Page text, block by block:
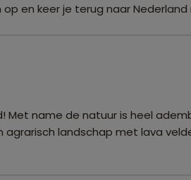
en keer je terug naar
Met name de natuur is heel
landschap met lava